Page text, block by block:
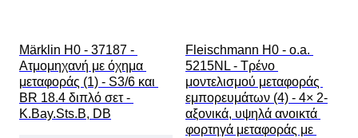
Märklin H0 - 37187 -
Ατμομηχανή με όχημα
μεταφοράς (1) - S3/6 και
BR 18.4 διπλό σετ -
K.Bay.Sts.B, DB
Fleischmann H0 - o.a.
5215NL - Τρένο
μοντελισμού μεταφοράς
εμπορευμάτων (4) - 4× 2-
αξονικά, υψηλά ανοικτά
φορτηγά μεταφοράς με